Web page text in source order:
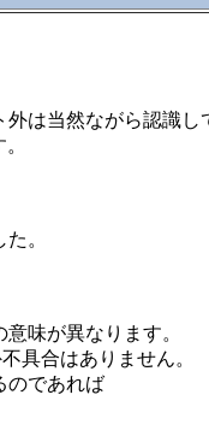
は当然ながら認識し
。
味が異なります。
具合はありません。
のであれば